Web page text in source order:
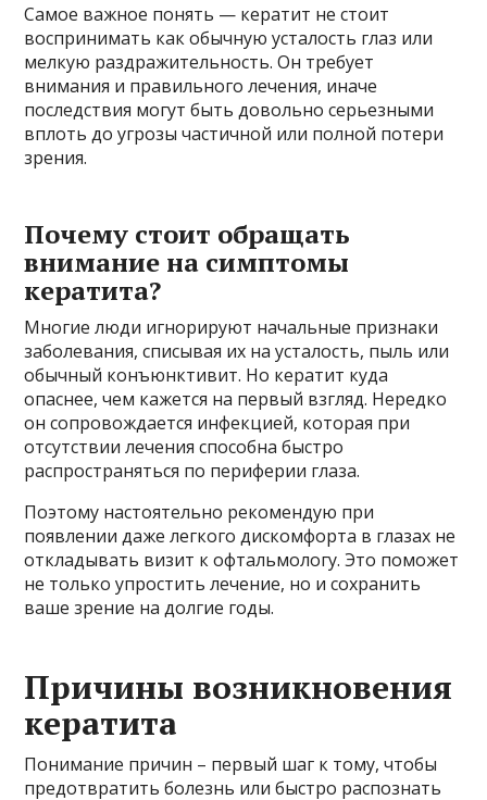
Самое важное понять — кератит не стоит
воспринимать как обычную усталость глаз или
мелкую раздражительность. Он требует
внимания и правильного лечения, иначе
последствия могут быть довольно серьезными
вплоть до угрозы частичной или полной потери
зрения.
Почему стоит обращать
внимание на симптомы
кератита?
Многие люди игнорируют начальные признаки
заболевания, списывая их на усталость, пыль или
обычный конъюнктивит. Но кератит куда
опаснее, чем кажется на первый взгляд. Нередко
он сопровождается инфекцией, которая при
отсутствии лечения способна быстро
распространяться по периферии глаза.
Поэтому настоятельно рекомендую при
появлении даже легкого дискомфорта в глазах не
откладывать визит к офтальмологу. Это поможет
не только упростить лечение, но и сохранить
ваше зрение на долгие годы.
Причины возникновения
кератита
Понимание причин – первый шаг к тому, чтобы
предотвратить болезнь или быстро распознать